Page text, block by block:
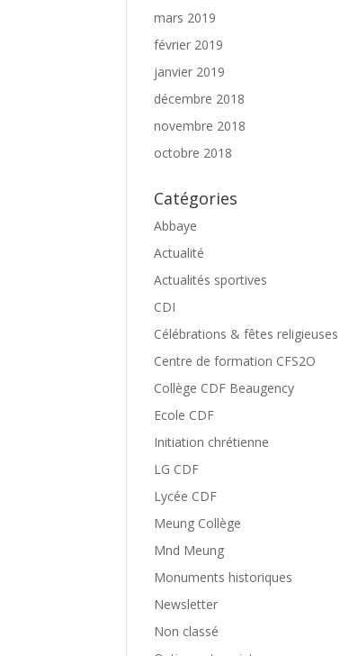
mars 2019
février 2019
janvier 2019
décembre 2018
novembre 2018
octobre 2018
Catégories
Abbaye
Actualité
Actualités sportives
CDI
Célébrations & fêtes religieuses
Centre de formation CFS2O
Collège CDF Beaugency
Ecole CDF
Initiation chrétienne
LG CDF
Lycée CDF
Meung Collège
Mnd Meung
Monuments historiques
Newsletter
Non classé